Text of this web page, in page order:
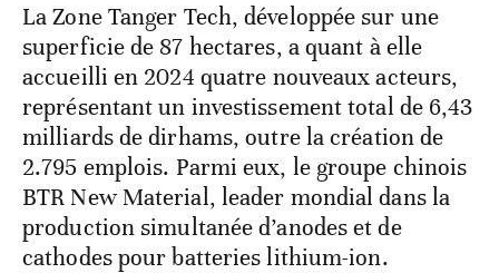
La Zone Tanger Tech, développée sur une
superficie de 87 hectares, a quant à elle
accueilli en 2024 quatre nouveaux acteurs,
représentant un investissement total de 6,43
milliards de dirhams, outre la création de
2.795 emplois. Parmi eux, le groupe chinois
BTR New Material, leader mondial dans la
production simultanée d’anodes et de
cathodes pour batteries lithium-ion.